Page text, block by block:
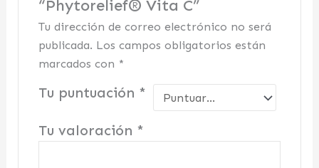
“Phytorelief® Vita C”
Tu dirección de correo electrónico no será
publicada. Los campos obligatorios están
marcados con *
Tu puntuación *
Tu valoración *